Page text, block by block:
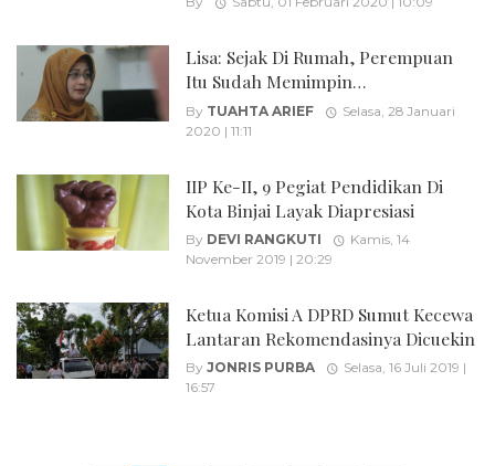
Lisa: Sejak Di Rumah, Perempuan
Itu Sudah Memimpin…
By TUAHTA ARIEF
Selasa, 28 Januari
2020 | 11:11
IIP Ke-II, 9 Pegiat Pendidikan Di
Kota Binjai Layak Diapresiasi
By DEVI RANGKUTI
Kamis, 14
November 2019 | 20:29
Ketua Komisi A DPRD Sumut Kecewa
Lantaran Rekomendasinya Dicuekin
By JONRIS PURBA
Selasa, 16 Juli 2019 |
16:57